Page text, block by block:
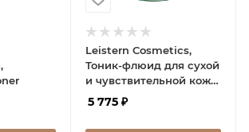
Leistern Cosmetics,
Тоник-флюид для сухой
и чувствительной кожи,
Moisturizing fluid
5 775₽